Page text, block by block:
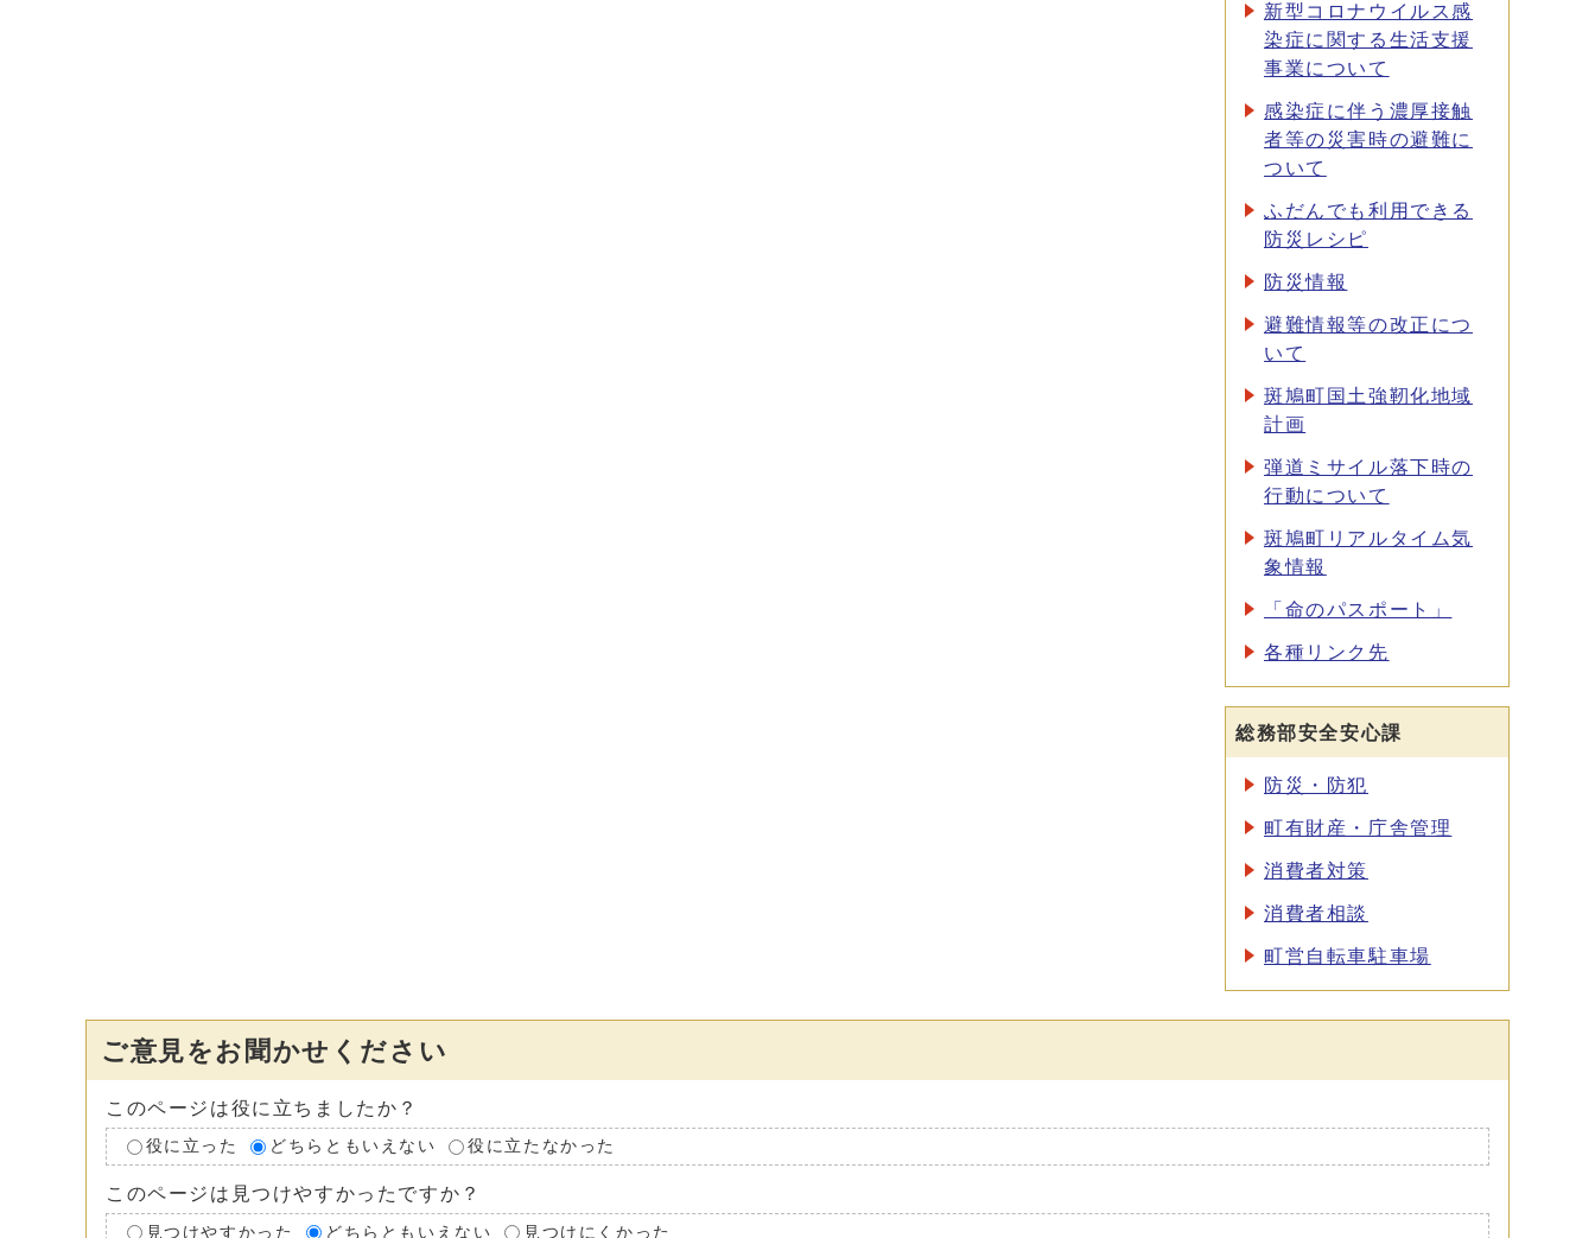
新型コロナウイルス感
染症に関する生活支援
事業について
感染症に伴う濃厚接触
者等の災害時の避難に
ついて
ふだんでも利用できる
防災レシピ
防災情報
避難情報等の改正につ
いて
斑鳩町国土強靭化地域
計画
弾道ミサイル落下時の
行動について
斑鳩町リアルタイム気
象情報
「命のパスポート」
各種リンク先
総務部安全安心課
防災・防犯
町有財産・庁舎管理
消費者対策
消費者相談
町営自転車駐車場
ご意見をお聞かせください
このページは役に立ちましたか？
役に立った どちらともいえない 役に立たなかった
このページは見つけやすかったですか？
見つけやすかった どちらともいえない 見つけにくかった